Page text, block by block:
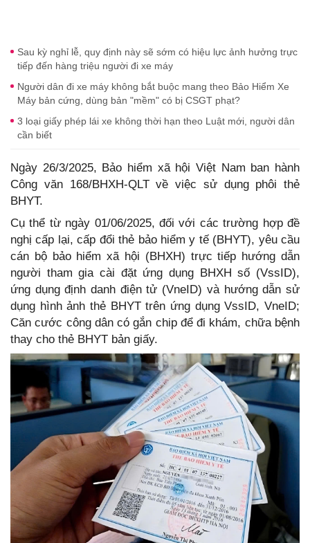
Sau kỳ nghỉ lễ, quy định này sẽ sớm có hiệu lực ảnh hưởng trực
tiếp đến hàng triệu người đi xe máy
Người dân đi xe máy không bắt buộc mang theo Bảo Hiểm Xe
Máy bản cứng, dùng bản "mềm" có bị CSGT phạt?
3 loại giấy phép lái xe không thời hạn theo Luật mới, người dân
cần biết
Ngày 26/3/2025, Bảo hiểm xã hội Việt Nam ban hành
Công văn 168/BHXH-QLT về việc sử dụng phôi thẻ
BHYT.
Cụ thể từ ngày 01/06/2025, đối với các trường hợp đề
nghị cấp lại, cấp đổi thẻ bảo hiểm y tế (BHYT), yêu cầu
cán bộ bảo hiểm xã hội (BHXH) trực tiếp hướng dẫn
người tham gia cài đặt ứng dụng BHXH số (VssID),
ứng dụng định danh điện tử (VneID) và hướng dẫn sử
dụng hình ảnh thẻ BHYT trên ứng dụng VssID, VneID;
Căn cước công dân có gắn chip để đi khám, chữa bệnh
thay cho thẻ BHYT bản giấy.